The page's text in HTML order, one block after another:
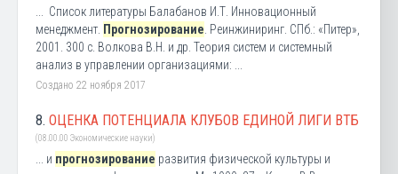
... Список литературы Балабанов И.Т. Инновационный
менеджмент. Прогнозирование . Реинжиниринг. СПб.: «Питер»,
2001. 300 с. Волкова В.Н. и др. Теория систем и системный
анализ в управлении организациями: ...
Создано 22 ноября 2017
8. ОЦЕНКА ПОТЕНЦИАЛА КЛУБОВ ЕДИНОЙ ЛИГИ ВТБ
(08.00.00 Экономические науки)
... и прогнозирование развития физической культуры и